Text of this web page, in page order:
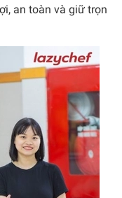
an toàn và giữ trọn